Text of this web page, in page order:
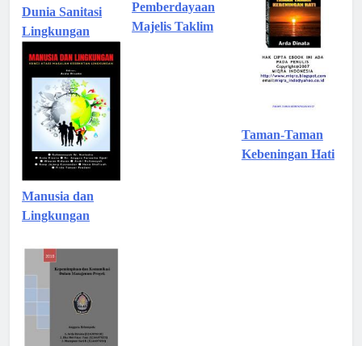
Dunia Sanitasi
Lingkungan
Manusia dan
Lingkungan
Pemberdayaan
Majelis Taklim
Taman-Taman
Kebeningan Hati